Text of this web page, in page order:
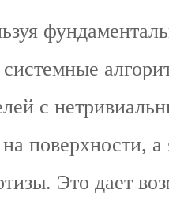
с
поверхности, а
Это дает